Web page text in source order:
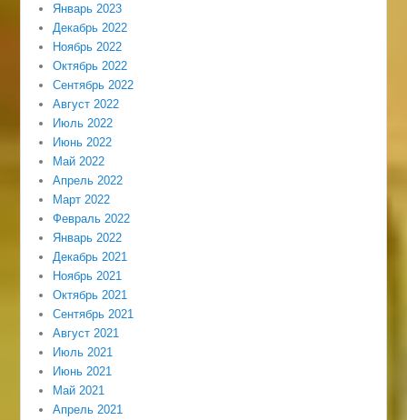
Январь 2023
Декабрь 2022
Ноябрь 2022
Октябрь 2022
Сентябрь 2022
Август 2022
Июль 2022
Июнь 2022
Май 2022
Апрель 2022
Март 2022
Февраль 2022
Январь 2022
Декабрь 2021
Ноябрь 2021
Октябрь 2021
Сентябрь 2021
Август 2021
Июль 2021
Июнь 2021
Май 2021
Апрель 2021